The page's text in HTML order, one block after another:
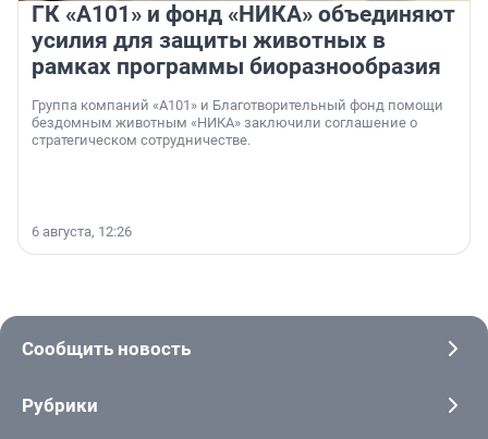
ГК «А101» и фонд «НИКА» объединяют
усилия для защиты животных в
рамках программы биоразнообразия
Группа компаний «А101» и Благотворительный фонд помощи
бездомным животным «НИКА» заключили соглашение о
стратегическом сотрудничестве.
6 августа, 12:26
Сообщить новость
Рубрики